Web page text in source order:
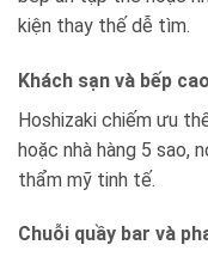
kiện thay thế dễ tìm.
Khách sạn và bếp
Hoshizaki chiếm ưu
hoặc nhà hàng 5 sao,
thẩm mỹ tinh tế.
Chuỗi quầy bar và